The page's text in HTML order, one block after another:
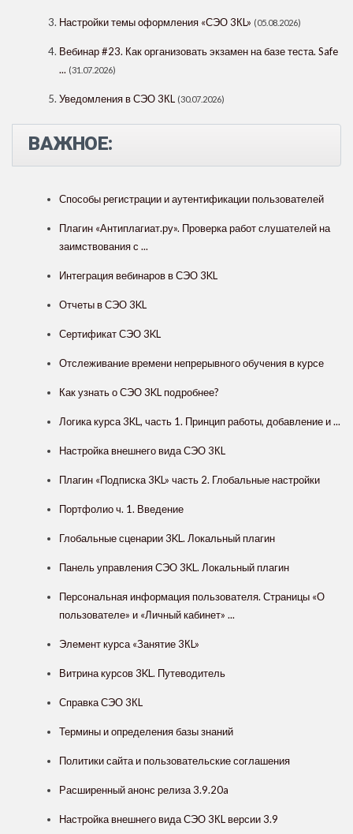
Настройки темы оформления «СЭО 3КL» (05.08.2026)
Вебинар #23. Как организовать экзамен на базе теста. Safe
... (31.07.2026)
Уведомления в СЭО 3КL (30.07.2026)
ВАЖНОЕ:
Способы регистрации и аутентификации пользователей
Плагин «Антиплагиат.ру». Проверка работ слушателей на
заимствования с ...
Интеграция вебинаров в СЭО 3KL
Отчеты в СЭО 3KL
Сертификат СЭО 3KL
Отслеживание времени непрерывного обучения в курсе
Как узнать о СЭО 3KL подробнее?
Логика курса 3KL, часть 1. Принцип работы, добавление и ...
Настройка внешнего вида СЭО 3КL
Плагин «Подписка 3KL» часть 2. Глобальные настройки
Портфолио ч. 1. Введение
Глобальные сценарии 3KL. Локальный плагин
Панель управления СЭО 3KL. Локальный плагин
Персональная информация пользователя. Страницы «О
пользователе» и «Личный кабинет» ...
Элемент курса «Занятие 3КL»
Витрина курсов 3KL. Путеводитель
Справка СЭО 3КL
Термины и определения базы знаний
Политики сайта и пользовательские соглашения
Расширенный анонс релиза 3.9.20a
Настройка внешнего вида СЭО 3КL версии 3.9